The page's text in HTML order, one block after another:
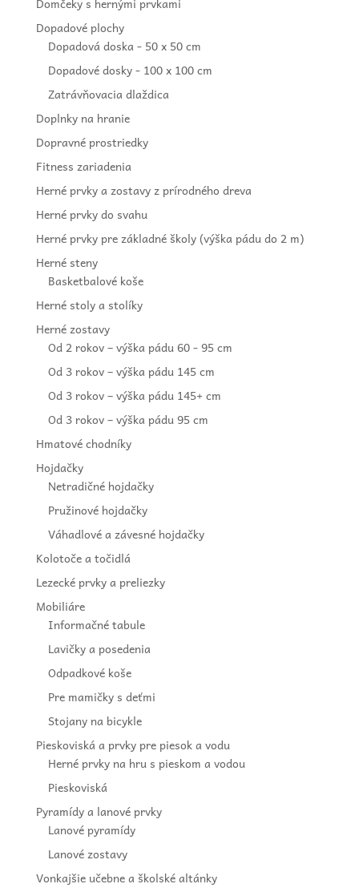
Domčeky s hernými prvkami
Dopadové plochy
Dopadová doska - 50 x 50 cm
Dopadové dosky - 100 x 100 cm
Zatrávňovacia dlaždica
Doplnky na hranie
Dopravné prostriedky
Fitness zariadenia
Herné prvky a zostavy z prírodného dreva
Herné prvky do svahu
Herné prvky pre základné školy (výška pádu do 2 m)
Herné steny
Basketbalové koše
Herné stoly a stolíky
Herné zostavy
Od 2 rokov – výška pádu 60 - 95 cm
Od 3 rokov – výška pádu 145 cm
Od 3 rokov – výška pádu 145+ cm
Od 3 rokov – výška pádu 95 cm
Hmatové chodníky
Hojdačky
Netradičné hojdačky
Pružinové hojdačky
Váhadlové a závesné hojdačky
Kolotoče a točidlá
Lezecké prvky a preliezky
Mobiliáre
Informačné tabule
Lavičky a posedenia
Odpadkové koše
Pre mamičky s deťmi
Stojany na bicykle
Pieskoviská a prvky pre piesok a vodu
Herné prvky na hru s pieskom a vodou
Pieskoviská
Pyramídy a lanové prvky
Lanové pyramídy
Lanové zostavy
Vonkajšie učebne a školské altánky